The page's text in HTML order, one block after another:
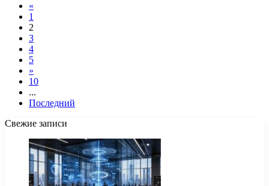
«
1
2
3
4
5
»
10
...
Последний
Свежие записи